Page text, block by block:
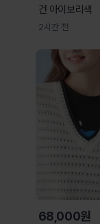
건 아이보리색
2시간 전
68,000원